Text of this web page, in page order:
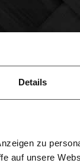
Details
zu
auf unsere